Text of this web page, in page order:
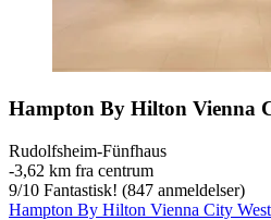
Hampton By Hilton Vienna
Rudolfsheim-Fünfhaus
‐3,62 km fra centrum
9/10 Fantastisk! (847 anmeldelser)
Hampton By Hilton Vienna City West